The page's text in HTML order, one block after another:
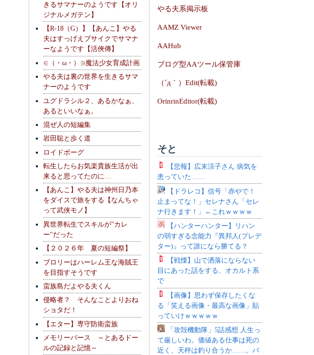
きるサマナーのようです【オリ
ジナルメガテン】
【R-18（G）】【あんこ】やる
夫はすっげえブサイクでサマナ
ーなようです【活俠傳】
∈（・ω・）∋魔法少女育成計画
やる夫は裏の世界を生きるサマ
ナーのようです
ユグドラシル２、あるかなぁ、
あるといいなぁ。
混ぜ人の短編集
岩田聡と歩く道
ロイドボーグ
転生したらお気楽貴族生活が出
来ると思ってたのに…
【あんこ】やる夫は神州日乃本
をダイスで旅をする【なんちゃ
って武侠モノ】
異世界転生でスキルが"カレ
ー"だった
【２０２６年 夏の短編祭】
ブロリーはハーレム王な海賊王
を目指すそうです
蛮族島だよやる夫くん
侵略者？ そんなことよりおね
ショタだ！
【エター】専守防衛蛮族
メモリーバース ～とあるドー
ルの記録と記憶～
やる夫系掲示板
AAMZ Viewer
AAHub
ブログ型AAツール保管庫
（´д｀）Edit(転載)
OrinrinEditor(転載)
そと
【悲報】広末涼子さん 病気を
患っていた……
【ドラレコ】信号「赤やで！
止まってな！」セレナさん「セレ
ナ行きます！」←これｗｗｗｗ
【ハンターハンター】リハン
の弱すぎる念能力『異邦人(プレデ
ター)』って誰になら勝てる？
【戦慄】山で洒落にならない
目にあった話をする、オカルト系
で
【画像】思わず保存したくな
る「笑える画像・最高な画像」貼
っていけｗｗｗｗｗ
「攻殻機動隊」5話感想 人生っ
て厳しいわ。価値ある仕事は死の
近く、天秤は釣り合うか……。バ